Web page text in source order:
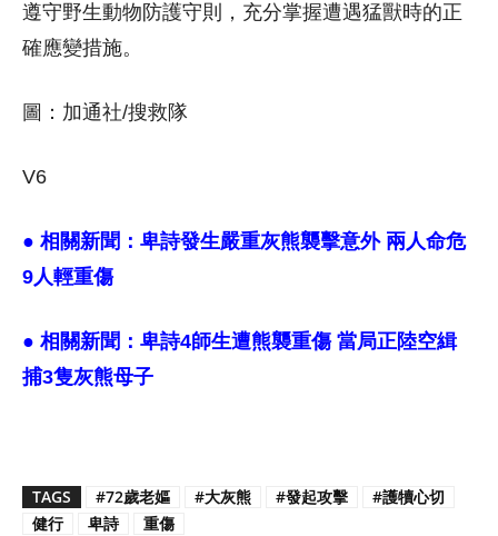
遵守野生動物防護守則，充分掌握遭遇猛獸時的正
確應變措施。
圖：加通社/搜救隊
V6
● 相關新聞： 卑詩發生嚴重灰熊襲擊意外 兩人命危
9人輕重傷
● 相關新聞： 卑詩4師生遭熊襲重傷 當局正陸空緝
捕3隻灰熊母子
TAGS #72歲老嫗 #大灰熊 #發起攻擊
#護犢心切
健行
卑詩 重傷